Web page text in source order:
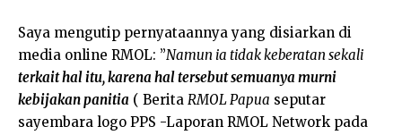
Saya mengutip pernyataannya yang disiarkan di
media online RMOL: ”Namun ia tidak keberatan sekali
terkait hal itu, karena hal tersebut semuanya murni
kebijakan panitia ( Berita RMOL Papua seputar
sayembara logo PPS -Laporan RMOL Network pada